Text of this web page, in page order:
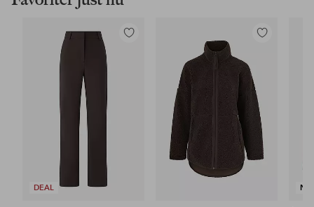
DEAL
Lägg
Lägg
favoriter